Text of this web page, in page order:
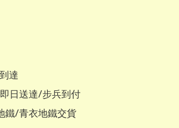
達
日送達/步兵到付
鐵/青衣地鐵交貨